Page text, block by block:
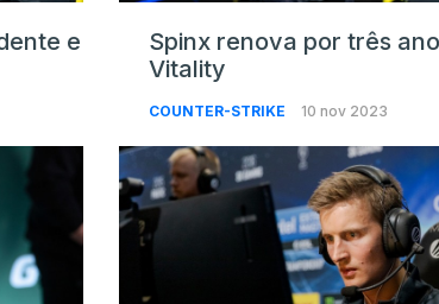
e
Spinx renova por três
Vitality
COUNTER-STRIKE 10 nov 2023